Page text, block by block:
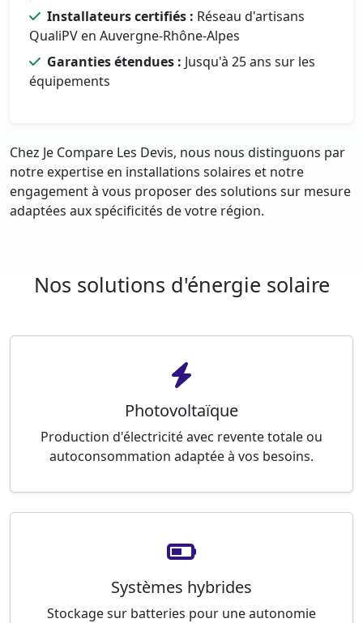
Installateurs certifiés : Réseau d'artisans
QualiPV en Auvergne-Rhône-Alpes
Garanties étendues : Jusqu'à 25 ans sur les
équipements
Chez Je Compare Les Devis, nous nous distinguons par
notre expertise en installations solaires et notre
engagement à vous proposer des solutions sur mesure
adaptées aux spécificités de votre région.
Nos solutions d'énergie solaire
Photovoltaïque
Production d'électricité avec revente totale ou
autoconsommation adaptée à vos besoins.
Systèmes hybrides
Stockage sur batteries pour une autonomie